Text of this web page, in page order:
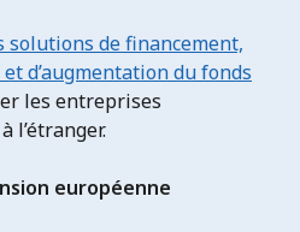
solutions de financement,
d’augmentation du fonds
les entreprises
l’étranger.
européenne